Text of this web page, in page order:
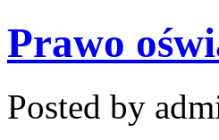
Prawo
Posted by